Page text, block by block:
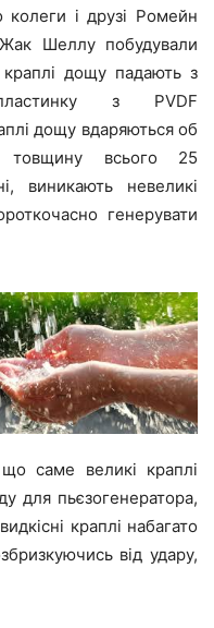
і друзі Ромейн
Шеллу побудували
краплі дощу падають з
з PVDF
дощу вдаряються об
товщину всього 25
виникають невеликі
генерувати
що саме великі краплі
для пьєзогенератора,
краплі набагато
від удару,